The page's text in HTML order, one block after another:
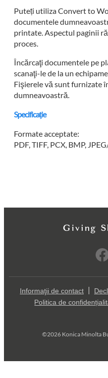
Puteți utiliza Convert to
documentele
printate. Aspectul paginii
proces.
Încărcaţi documentele pe
scanaţi-le de la un
Fişierele vă sunt furnizate
dumneavoastră.
Specificaţie
Formate acceptate:
PDF, TIFF, PCX, BMP,
Informaţii de contact
Politica de
©2026 Konica Minolta